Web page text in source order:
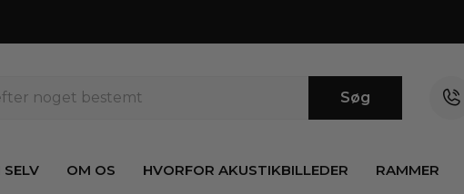
Søg
SELV OM OS HVORFOR AKUSTIKBILLEDER RAMMER